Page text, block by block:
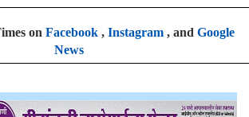
on Facebook, Instagram, and Google
News